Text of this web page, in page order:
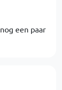
een paar